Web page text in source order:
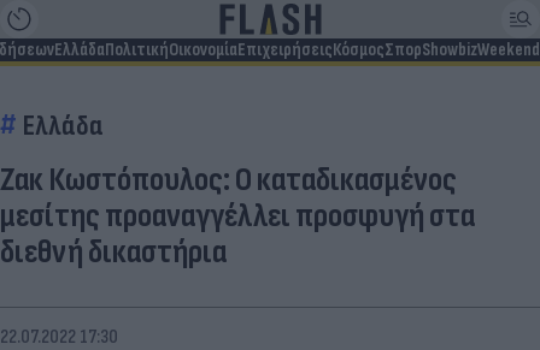
ΕλλάδαΠολιτικήΟικονομίαΕπιχειρήσειςΚόσμοςΣπορShowbizWeekend
Ελλάδα
Ζακ Κωστόπουλος: Ο καταδικασμένος
μεσίτης προαναγγέλλει προσφυγή στα
διεθνή δικαστήρια
22.07.2022 17:30